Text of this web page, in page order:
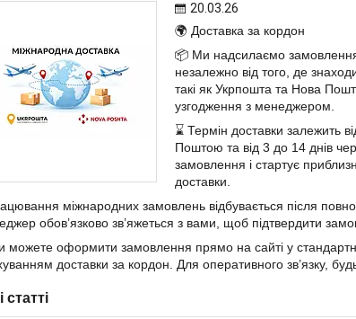
20.03.26
🌍 Доставка за кордон
📦 Ми надсилаємо замовлення
незалежно від того, де
такі як Укрпошта та Нова
узгодження з менеджером.
⌛️ Термін доставки залежить
Поштою та від 3 до 14 днів
замовлення і стартує
доставки.
міжнародних замовлень відбувається після
обов’язково зв’яжеться з вами, щоб підтвердити
можете оформити замовлення прямо на сайті у
доставки за кордон. Для оперативного зв’язку,
статті